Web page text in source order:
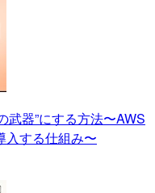
武器”にする方法〜AWS
入する仕組み〜